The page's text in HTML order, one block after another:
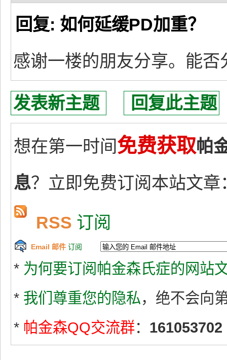
回复: 如何延缓PD加重？
感谢一楼的朋友分享。能
发表新主题 回复此主题
想在第一时间免费获取帕
息？立即免费订阅本站文章
RSS 订阅
Email 邮件 订阅
* 为何要订阅帕金森氏症的网站
* 我们尊重您的隐私，绝不会向
* 帕金森QQ交流群： 161053702